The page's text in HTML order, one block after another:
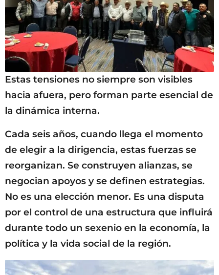
Estas tensiones no siempre son visibles
hacia afuera, pero forman parte esencial de
la dinámica interna.
Cada seis años, cuando llega el momento
de elegir a la dirigencia, estas fuerzas se
reorganizan. Se construyen alianzas, se
negocian apoyos y se definen estrategias.
No es una elección menor. Es una disputa
por el control de una estructura que influirá
durante todo un sexenio en la economía, la
política y la vida social de la región.